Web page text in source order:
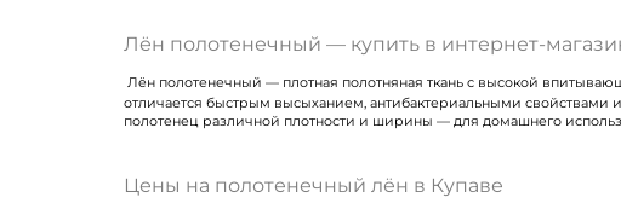
Лён полотенечный — купить в интернет-
Лён полотенечный — плотная полотняная ткань с высокой
отличается быстрым высыханием, антибактериальными свойствами
полотенец различной плотности и ширины — для домашнего
Цены на полотенечный лён в Купаве